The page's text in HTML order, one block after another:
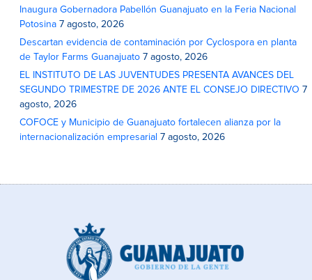
Inaugura Gobernadora Pabellón Guanajuato en la Feria Nacional
Potosina 7 agosto, 2026
Descartan evidencia de contaminación por Cyclospora en planta
de Taylor Farms Guanajuato 7 agosto, 2026
EL INSTITUTO DE LAS JUVENTUDES PRESENTA AVANCES DEL
SEGUNDO TRIMESTRE DE 2026 ANTE EL CONSEJO DIRECTIVO 7
agosto, 2026
COFOCE y Municipio de Guanajuato fortalecen alianza por la
internacionalización empresarial 7 agosto, 2026